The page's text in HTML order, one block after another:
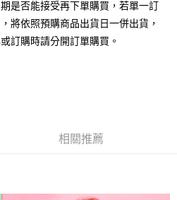
額請依後續交易確認頁面所載為準。
交易或遇審核未通過，訂單將自動取
使用本公司帳單繳交帳款。
後才付款」的支付方式。 讓您購物簡單
卡、不需儲值。
，即可結帳。
再付款。
費通知簡訊。
點擊此簡訊中的連結，可透過四大超商／
)免運費
是否能接受再下單購買，若單一訂
將依照預購商品出貨日一併出貨，
訂購時請分開訂單購買。
相關推薦